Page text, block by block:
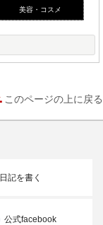
美容・コスメ
このページの上に戻る
日記を書く
公式facebook